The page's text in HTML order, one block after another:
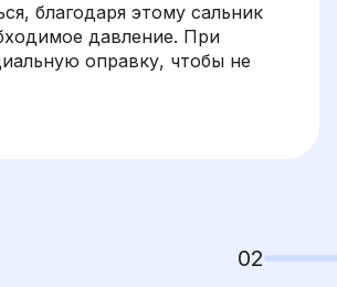
благодаря этому сальник
давление. При
оправку, чтобы не
02